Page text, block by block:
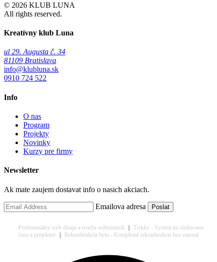
© 2026 KLUB LUNA
All rights reserved.
Kreatívny klub Luna
ul 29. Augusta č. 34
81109 Bratislava
info@klubluna.sk
0910 724 522
Info
O nas
Program
Projekty
Novinky
Kurzy pre firmy
Newsletter
Ak mate zaujem dostavat info o nasich akciach.
Emailova adresa
Profesionálny web dizajn a tvorba webstránok | Trekky - Systém na sledovanie
času a projektov | Rekonštrukcia bytu - Kompletné rekonštrukcie bez starostí